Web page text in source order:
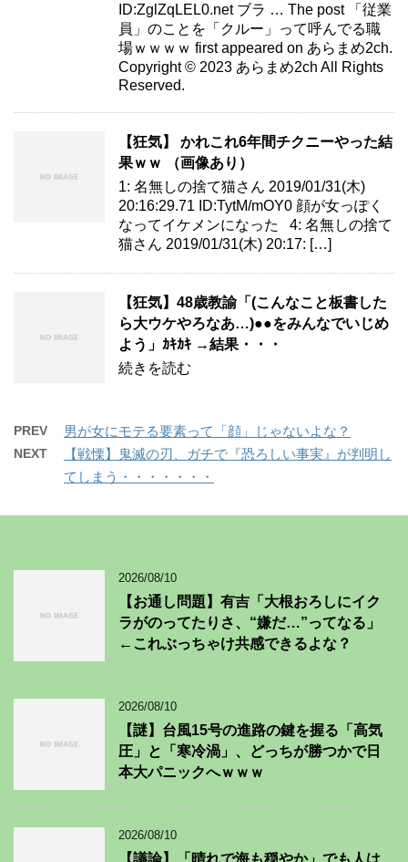
ID:ZglZqLEL0.net ブラ … The post 「従業
員」のことを「クルー」って呼んでる職
場ｗｗｗｗ first appeared on あらまめ2ch.
Copyright © 2023 あらまめ2ch All Rights
Reserved.
【狂気】 かれこれ6年間チクニーやった結
果ｗｗ （画像あり）
1: 名無しの捨て猫さん 2019/01/31(木)
20:16:29.71 ID:TytM/mOY0 顔が女っぽく
なってイケメンになった 4: 名無しの捨て
猫さん 2019/01/31(木) 20:17: […]
【狂気】48歳教諭「(こんなこと板書した
ら大ウケやろなあ…)●●をみんなでいじめ
よう」ｶｷｶｷ →結果・・・
続きを読む
PREV 男が女にモテる要素って「顔」じゃないよな？
NEXT
【戦慄】鬼滅の刃、ガチで『恐ろしい事実』が判明し
てしまう・・・・・・・
2026/08/10
【お通し問題】有吉「大根おろしにイク
ラがのってたりさ、“嫌だ…”ってなる」
←これぶっちゃけ共感できるよな？
2026/08/10
【謎】台風15号の進路の鍵を握る「高気
圧」と「寒冷渦」、どっちが勝つかで日
本大パニックへｗｗｗ
2026/08/10